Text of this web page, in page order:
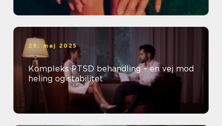
29. maj 2025
Kompleks PTSD behandling – en vej mod
heling og stabilitet